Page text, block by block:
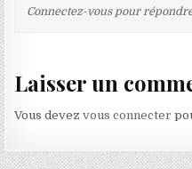
Connectez-vous pour
Laisser un
Vous devezvous connecter